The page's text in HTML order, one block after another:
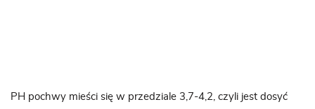
PH pochwy mieści się w przedziale 3,7-4,2, czyli jest dosyć